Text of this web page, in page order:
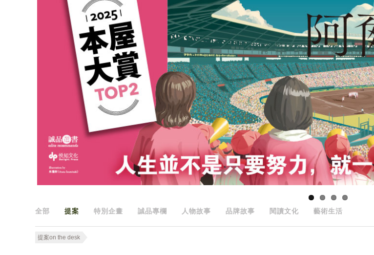
全部 提案 特別企畫 誠品專欄 人物故事 品牌故事 閱讀文化 藝術生活
提案on the desk